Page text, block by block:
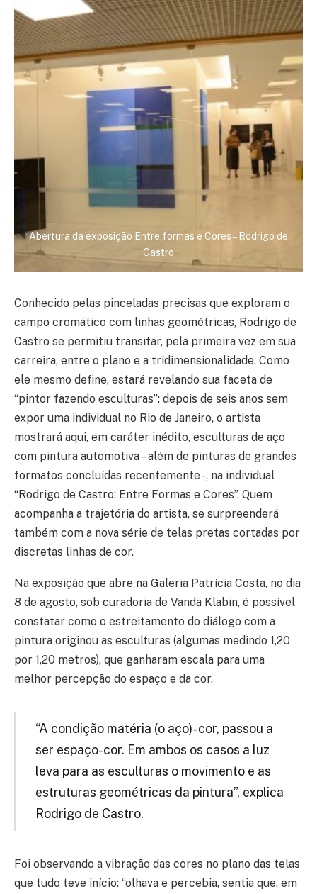
Abertura da exposição Entre formas e Cores – Rodrigo de
Castro
Conhecido pelas pinceladas precisas que exploram o
campo cromático com linhas geométricas, Rodrigo de
Castro se permitiu transitar, pela primeira vez em sua
carreira, entre o plano e a tridimensionalidade. Como
ele mesmo define, estará revelando sua faceta de
“pintor fazendo esculturas”: depois de seis anos sem
expor uma individual no Rio de Janeiro, o artista
mostrará aqui, em caráter inédito, esculturas de aço
com pintura automotiva – além de pinturas de grandes
formatos concluídas recentemente -, na individual
“Rodrigo de Castro: Entre Formas e Cores”. Quem
acompanha a trajetória do artista, se surpreenderá
também com a nova série de telas pretas cortadas por
discretas linhas de cor.
Na exposição que abre na Galeria Patrícia Costa, no dia
8 de agosto, sob curadoria de Vanda Klabin, é possível
constatar como o estreitamento do diálogo com a
pintura originou as esculturas (algumas medindo 1,20
por 1,20 metros), que ganharam escala para uma
melhor percepção do espaço e da cor.
“A condição matéria (o aço)- cor, passou a
ser espaço-cor. Em ambos os casos a luz
leva para as esculturas o movimento e as
estruturas geométricas da pintura”, explica
Rodrigo de Castro.
Foi observando a vibração das cores no plano das telas
que tudo teve início: “olhava e percebia, sentia que, em